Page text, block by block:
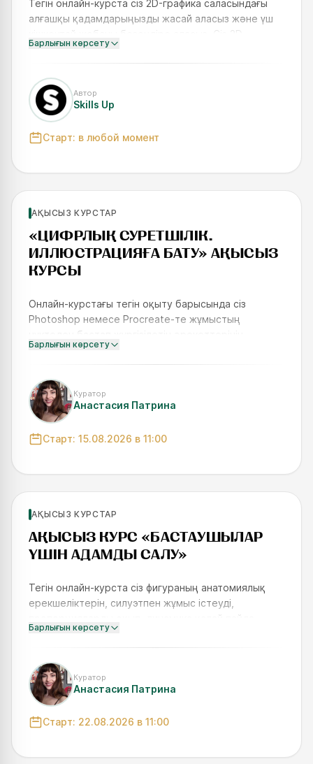
Тегін онлайн-курста сіз 2D-графика саласындағы
алғашқы қадамдарыңызды жасай аласыз және үш
кішкентай жобаны безендіре аласыз. Сіз 2D-
объектіні жасаудың толық циклынан өтіп,
Photoshop-та жұмыстың негіз
Барлығын көрсету
Автор
Skills Up
Старт: в любой момент
SKILLS UP
АҚЫСЫЗ КУРСТАР
«ЦИФРЛЫҚ СУРЕТШІЛІК.
ИЛЛЮСТРАЦИЯҒА БАТУ»‎ АҚЫСЫЗ
КУРСЫ
Онлайн-курстағы тегін оқыту барысында сіз
Photoshop немесе Procreate-те жұмыстың
нүктеден бастап жүргізілетін әрекеттерінің
реттілігін үйренесіз. 2D-графикадан айырмашылығы,
цифрлық кескіндемеде сурет
Барлығын көрсету
Куратор
Анастасия Патрина
Старт: 15.08.2026 в 11:00
SKILLS UP
АҚЫСЫЗ КУРСТАР
АҚЫСЫЗ КУРС «БАСТАУШЫЛАР
ҮШІН АДАМДЫ САЛУ»
Тегін онлайн-курста сіз фигураның анатомиялық
ерекшеліктерін, силуэтпен жұмыс істеуді,
болатынын және фигураны көрікті етіп көрсетуді
үйренесіз. Курстағы оқу
Барлығын көрсету
Куратор
Анастасия Патрина
Старт: 22.08.2026 в 11:00